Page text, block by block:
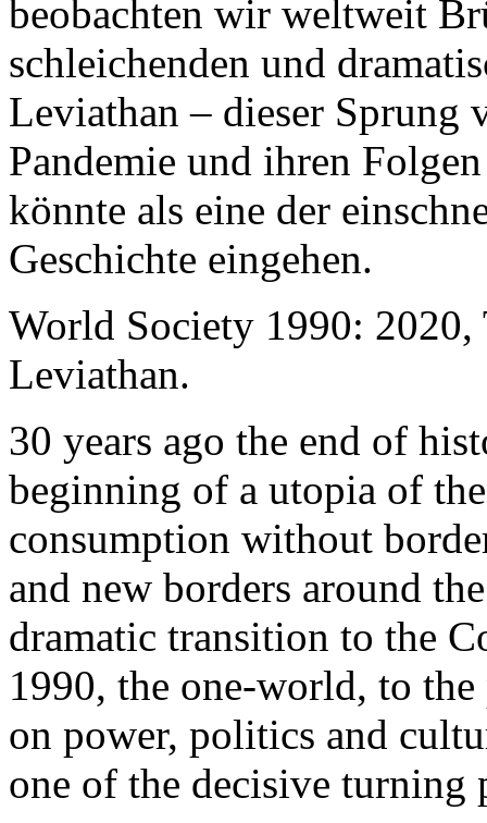
beobachten wir weltweit
schleichenden und
Leviathan – dieser Sprung
Pandemie und ihren
könnte als eine der
Geschichte eingehen.
World Society 1990: 2020,
Leviathan.
30 years ago the end of
beginning of a utopia of
consumption without
and new borders around
dramatic transition to the
1990, the one-world, to the
on power, politics and
one of the decisive turning